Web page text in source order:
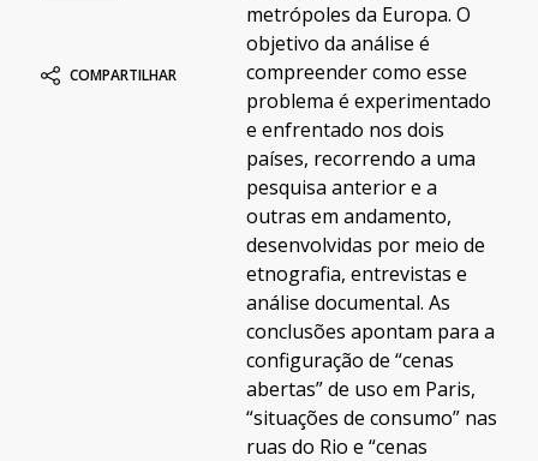
COMPARTILHAR
metrópoles da Europa. O
objetivo da análise é
compreender como esse
problema é experimentado
e enfrentado nos dois
países, recorrendo a uma
pesquisa anterior e a
outras em andamento,
desenvolvidas por meio de
etnografia, entrevistas e
análise documental. As
conclusões apontam para a
configuração de “cenas
abertas” de uso em Paris,
“situações de consumo” nas
ruas do Rio e “cenas